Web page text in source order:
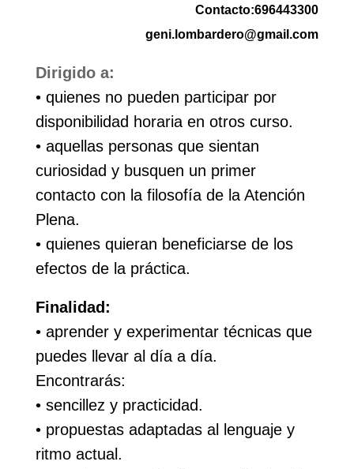
Contacto:696443300
geni.lombardero@gmail.com
Dirigido a:
• quienes no pueden participar por
disponibilidad horaria en otros curso.
• aquellas personas que sientan
curiosidad y busquen un primer
contacto con la filosofía de la Atención
Plena.
• quienes quieran beneficiarse de los
efectos de la práctica.
Finalidad:
• aprender y experimentar técnicas que
puedes llevar al día a día.
Encontrarás:
• sencillez y practicidad.
• propuestas adaptadas al lenguaje y
ritmo actual.